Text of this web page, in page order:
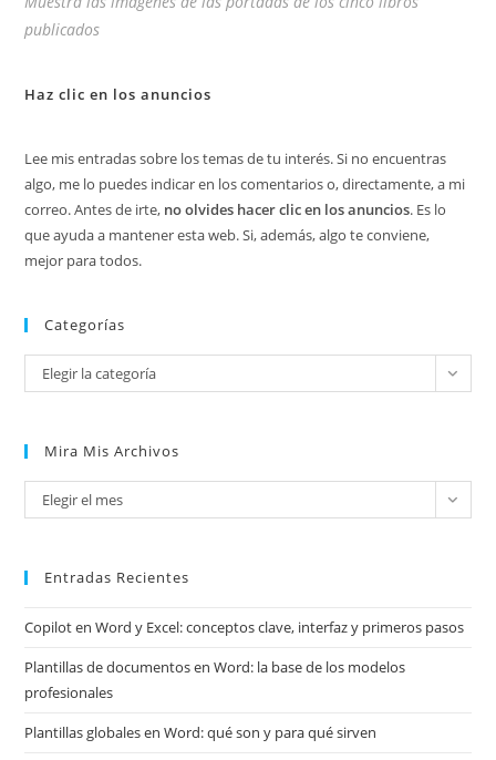
publicados
Haz clic en los anuncios
Lee mis entradas sobre los temas de tu interés. Si no encuentras
algo, me lo puedes indicar en los comentarios o, directamente, a mi
correo. Antes de irte, no olvides hacer clic en los anuncios. Es lo
que ayuda a mantener esta web. Si, además, algo te conviene,
mejor para todos.
Categorías
Categorías
Elegir la categoría
Mira Mis Archivos
Mira
mis
Elegir el mes
Entradas Recientes
Copilot en Word y Excel: conceptos clave, interfaz y primeros pasos
Plantillas de documentos en Word: la base de los modelos
profesionales
Plantillas globales en Word: qué son y para qué sirven